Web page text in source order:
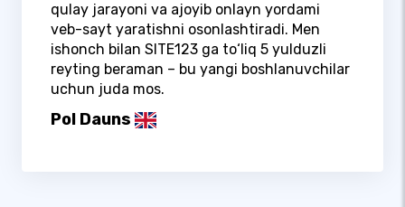
qulay jarayoni va ajoyib onlayn yordami
veb-sayt yaratishni osonlashtiradi. Men
ishonch bilan SITE123 ga to‘liq 5 yulduzli
reyting beraman – bu yangi boshlanuvchilar
uchun juda mos.
Pol Dauns